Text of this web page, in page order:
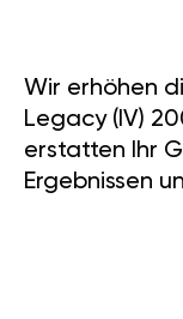
Wir erhöhen
Legacy (IV)
erstatten Ihr
Ergebnissen